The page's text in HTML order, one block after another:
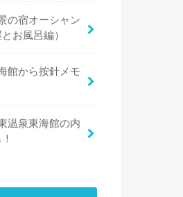
宿オーシャン
お風呂編）
から按針メモ
泉東海館の内